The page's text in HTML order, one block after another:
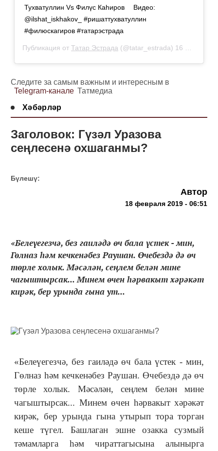
Тухватуллин Vs Филүс Каһиров ⠀ Видео:
@ilshat_iskhakov_ #ришаттухватуллин
#филюскагиров #татарэстрада
Публикация от Татар Эстрада (@tatar_estrada) 16 Фев 2019 в 10:08 PST
Следите за самым важным и интересным в
Telegram-канале Татмедиа
Хәбәрләр
Заголовок: Гүзәл Уразова
сеңлесенә охшаганмы?
Бүлешү:
Автор
18 февраля 2019 - 06:51
«Белеүегезчә, без гаиләдә өч бала үстек - мин,
Гөлназ һәм кечкенәбез Раушан. Өчебездә дә өч
төрле холык. Мәсәлән, сеңлем белән мине
чагыштырсак... Минем өчен һәрвакыт хәрәкәт
кирәк, бер урында гына ут...
«Белеүегезчә, без гаиләдә өч бала үстек - мин,
Гөлназ һәм кечкенәбез Раушан. Өчебездә дә өч
төрле холык. Мәсәлән, сеңлем белән мине
чагыштырсак... Минем өчен һәрвакыт хәрәкәт
кирәк, бер урында гына утырып тора торган
кеше түгел. Башлаган эшне озакка сузмый
тәмамларга һәм чираттагысына алынырга